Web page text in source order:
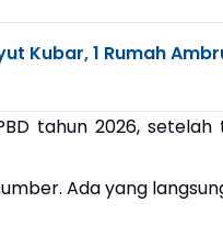
Kubar, 1 Rumah
tahun 2026,
Ada yang